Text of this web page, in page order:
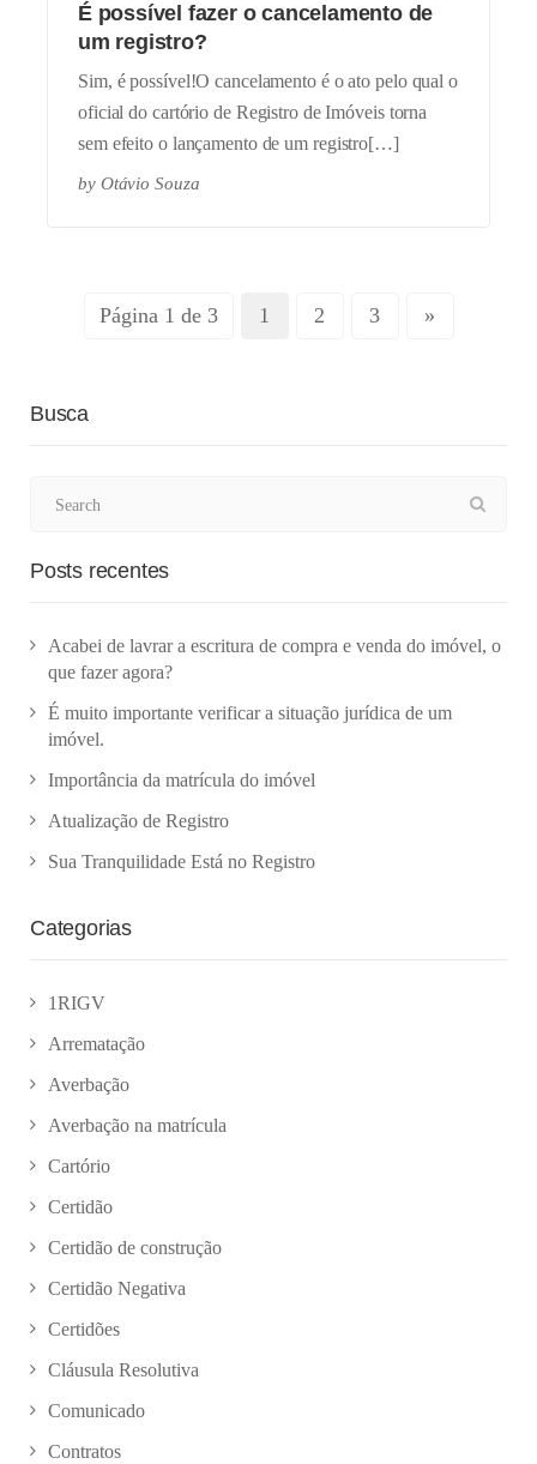
É possível fazer o cancelamento de
um registro?
Sim, é possível!O cancelamento é o ato pelo qual o
oficial do cartório de Registro de Imóveis torna
sem efeito o lançamento de um registro[…]
by Otávio Souza
Página 1 de 3 1 2 3 »
Busca
Posts recentes
Acabei de lavrar a escritura de compra e venda do imóvel, o
que fazer agora?
É muito importante verificar a situação jurídica de um
imóvel.
Importância da matrícula do imóvel
Atualização de Registro
Sua Tranquilidade Está no Registro
Categorias
1RIGV
Arrematação
Averbação
Averbação na matrícula
Cartório
Certidão
Certidão de construção
Certidão Negativa
Certidões
Cláusula Resolutiva
Comunicado
Contratos